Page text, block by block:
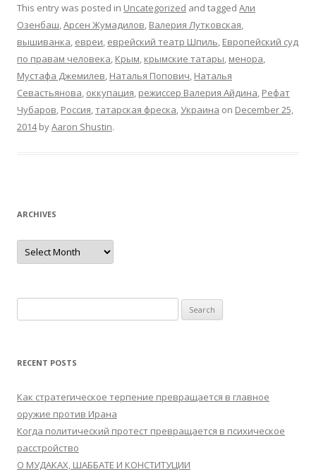
This entry was posted in Uncategorized and tagged Али
Озенбаш,Арсен Жумадилов, Валерия Лутковская,
вышиванка, евреи, еврейский театр Шпиль, Европейский суд
по правам человека, Крым, крымские татары, менора,
Мустафа Джемилев, Наталья Попович, Наталья
Севастьянова, оккупация, режиссер Валерия Айдина, Рефат
Чубаров, Россия,татарская фреска,Украина on December 25,
2014byAaron Shustin.
ARCHIVES
Archives
for:
RECENT POSTS
Как стратегическое терпение превращается в главное
оружие против Ирана
Когда политический протест превращается в психическое
расстройство
О МУДАКАХ, ШАББАТЕ И КОНСТИТУЦИИ